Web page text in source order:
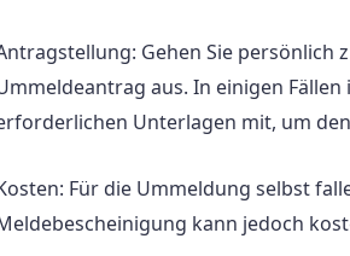
Gehen Sie persönlich
aus. In einigen
Unterlagen mit, um
Für die Ummeldung selbst
kann jedoch